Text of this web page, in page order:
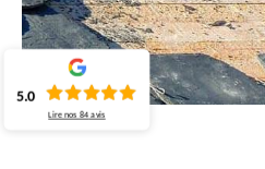
5.0
Lire nos84 avis